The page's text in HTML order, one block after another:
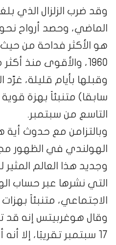
هو الأكثر فداحة من
1960، والأقوى منذ أكثر من قرن.
وقبلها بأيام قليلة،
التاسع من سبتمبر.
وبالتزامن مع حدوث أية
الهولندي في الظهور
وجديد هذا العالم المثير
الاجتماعي، متنبئاً